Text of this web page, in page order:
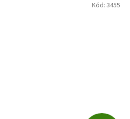
Kód: 3455